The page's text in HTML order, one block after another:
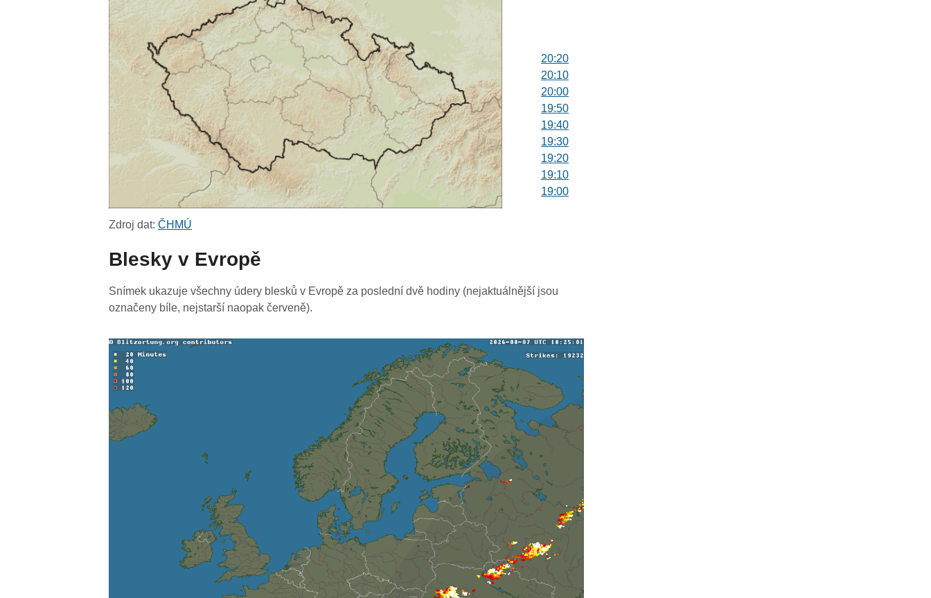
20:20
20:10
20:00
19:50
19:40
19:30
19:20
19:10
19:00
18:00
17:30
17:20
Zdroj dat:ČHMÚ
Blesky v Evropě
Snímek ukazuje všechny údery blesků v Evropě za poslední dvě hodiny (nejaktuálnější jsou
označeny bíle, nejstarší naopak červeně).